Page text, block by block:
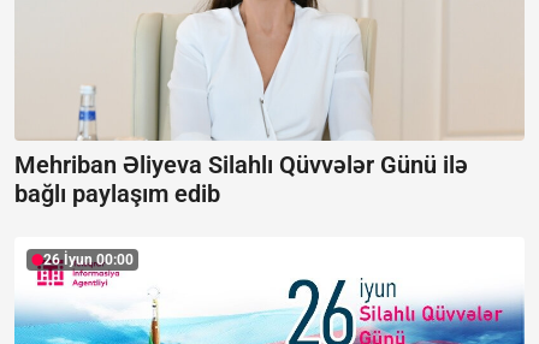
Mehriban Əliyeva Silahlı Qüvvələr Günü ilə
bağlı paylaşım edib
26 İyun 00:00